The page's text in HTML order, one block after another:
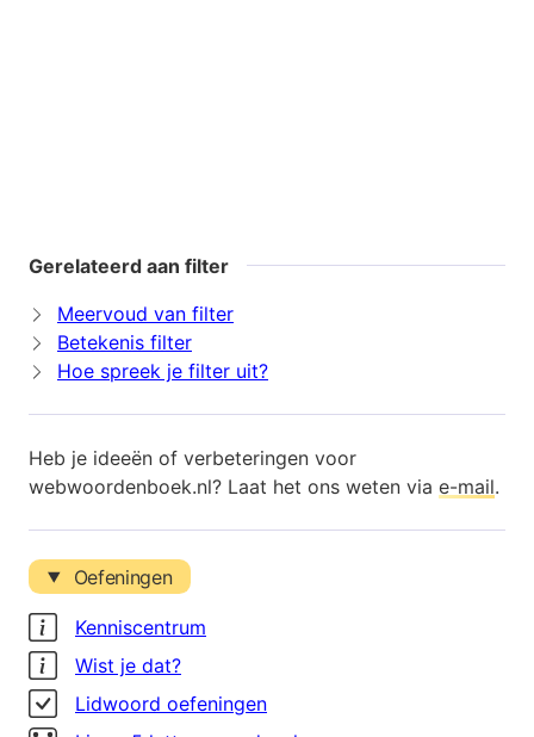
Gerelateerd aan filter
Meervoud van filter
Betekenis filter
Hoe spreek je filter uit?
Heb je ideeën of verbeteringen voor
webwoordenboek.nl? Laat het ons weten via e-mail.
Oefeningen
Kenniscentrum
Wist je dat?
Lidwoord oefeningen